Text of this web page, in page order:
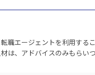
職エージェントを利用する
は、アドバイスのみもらい